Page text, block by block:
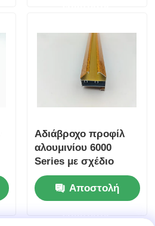
Αδιάβροχο προφίλ
αλουμινίου 6000
Series με σχέδιο
ξύλου για παράθυρα
και πόρτεςΑποστολή
ερώτησης